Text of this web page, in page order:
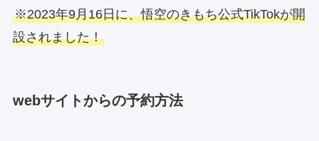
※2023年9月16日に、悟空のきもち公式TikTokが開
設されました！
webサイトからの予約方法